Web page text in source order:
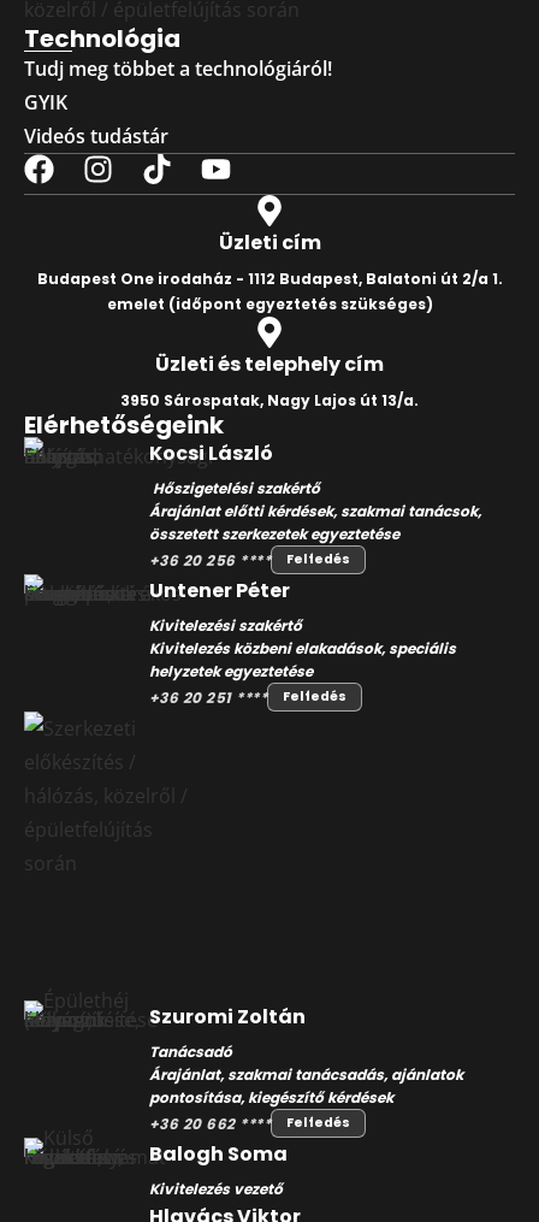
Technológia
Tudj meg többet a technológiáról!
GYIK
Videós tudástár
Üzleti cím
Budapest One irodaház - 1112 Budapest, Balatoni út 2/a 1.
emelet (időpont egyeztetés szükséges)
Üzleti és telephely cím
3950 Sárospatak, Nagy Lajos út 13/a.
Elérhetőségeink
Kocsi László
Hőszigetelési szakértő
Árajánlat előtti kérdések, szakmai tanácsok,
összetett szerkezetek egyeztetése
+36 20 256 ****
Felfedés
Untener Péter
Kivitelezési szakértő
Kivitelezés közbeni elakadások, speciális
helyzetek egyeztetése
+36 20 251 ****
Felfedés
Szuromi Zoltán
Tanácsadó
Árajánlat, szakmai tanácsadás, ajánlatok
pontosítása, kiegészítő kérdések
+36 20 662 ****
Felfedés
Balogh Soma
Kivitelezés vezető